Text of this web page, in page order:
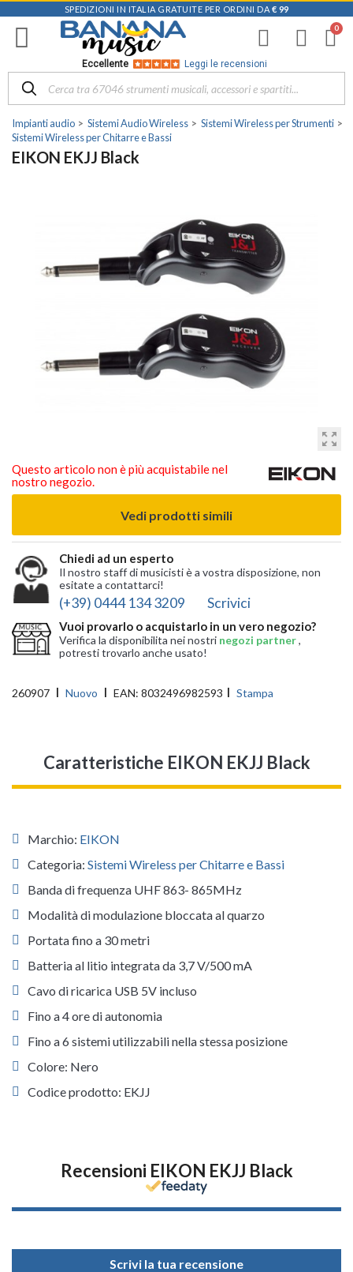
SPEDIZIONI IN ITALIA GRATUITE PER ORDINI DA € 99
Eccellente Leggi le recensioni
Impianti audio Sistemi Audio Wireless
Sistemi Wireless per Strumenti
Sistemi Wireless per Chitarre e Bassi
EIKON EKJJ Black
zoom_out_map
Questo articolo non è più acquistabile nel
nostro negozio.
Vedi prodotti simili
Chiedi ad un esperto
Il nostro staff di musicisti è a vostra disposizione, non
esitate a contattarci!
(+39) 0444 134 3209 Scrivici
Vuoi provarlo o acquistarlo in un vero negozio?
Verifica la disponibilita nei nostri negozi partner,
potresti trovarlo anche usato!
260907 Nuovo EAN: 8032496982593 Stampa
Caratteristiche EIKON EKJJ Black
Marchio: EIKON
Categoria: Sistemi Wireless per Chitarre e Bassi
Banda di frequenza UHF 863- 865MHz
Modalità di modulazione bloccata al quarzo
Portata fino a 30 metri
Batteria al litio integrata da 3,7 V/500 mA
Cavo di ricarica USB 5V incluso
Fino a 4 ore di autonomia
Fino a 6 sistemi utilizzabili nella stessa posizione
Colore: Nero
Codice prodotto: EKJJ
Recensioni EIKON EKJJ Black
Scrivi la tua recensione